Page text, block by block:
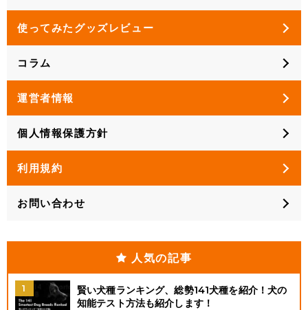
使ってみたグッズレビュー
コラム
運営者情報
個人情報保護方針
利用規約
お問い合わせ
人気の記事
賢い犬種ランキング、総勢141犬種を紹介！犬の
知能テスト方法も紹介します！